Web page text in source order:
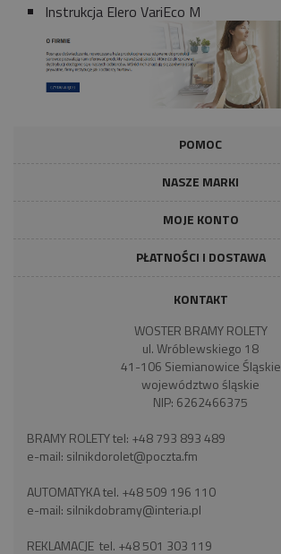
Instrukcja Elero VariEco M
POMOC
NASZE MARKI
MOJE KONTO
PŁATNOŚCI I DOSTAWA
KONTAKT
WOSTER BRAMY ROLETY
ul. Wróblewskiego 18
41-106 Siemianowice Śląskie
województwo śląskie
NIP: 6262466375
BRAMY ROLETY tel: +48 793 893 489
e-mail: silnikdorolet@poczta.fm
AUTOMATYKA tel. +48 509 196 110
e-mail: silnikdobramy@interia.pl
REKLAMACJE tel. +48 501 303 119